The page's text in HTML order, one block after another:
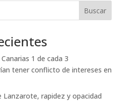
Buscar
1 de cada 3
tener conflicto de intereses en
Lanzarote, rapidez y opacidad